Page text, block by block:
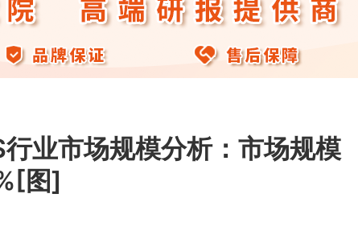
业市场规模分析：市场规模
图]